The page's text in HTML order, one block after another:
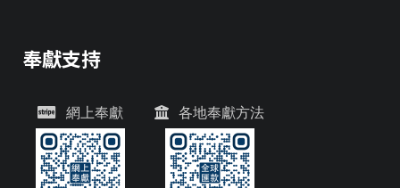
奉獻支持
網上奉獻 各地奉獻方法